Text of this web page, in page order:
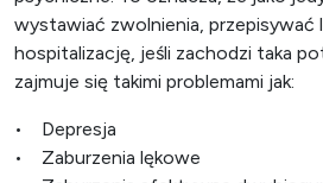
wystawiać zwolnienia, przepisywać
hospitalizację, jeśli zachodzi taka
zajmuje się takimi problemami jak:
• Depresja
• Zaburzenia lękowe